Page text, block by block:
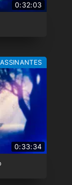
0:32:03
0:33:34
ASSINANTES